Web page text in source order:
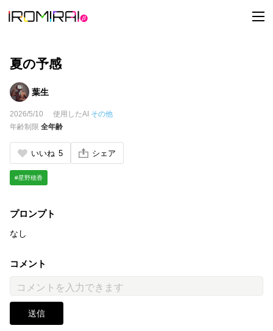
t
o
夏の予感
葉生
2026/5/10 使用したAI その他
年齢制限 全年齢
いいね 5 シェア
#星野穂香
プロンプト
なし
コメント
送信